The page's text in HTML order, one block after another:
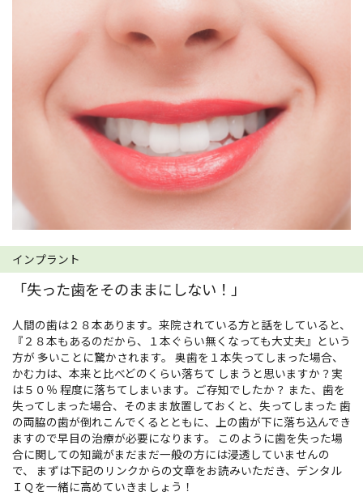
インプラント
「失った歯をそのままにしない！」
人間の歯は２８本あります。来院されている方と話をしていると、
『２８本もあるのだから、１本ぐらい無くなっても大丈夫』という
方が 多いことに驚かされます。 奥歯を１本失ってしまった場合、
かむ力は、本来と比べどのくらい落ちて しまうと思いますか？実
は５０％ 程度に落ちてしまいます。ご存知でしたか？ また、歯を
失ってしまった場合、そのまま放置しておくと、失ってしまった 歯
の両脇の歯が倒れこんでくるとともに、上の歯が下に落ち込んでき
ますので早目の治療が必要になります。 このように歯を失った場
合に関しての知識がまだまだ一般の方には浸透していませんの
で、 まずは下記のリンクからの文章をお読みいただき、デンタル
ＩＱを一緒に高めていきましょう！